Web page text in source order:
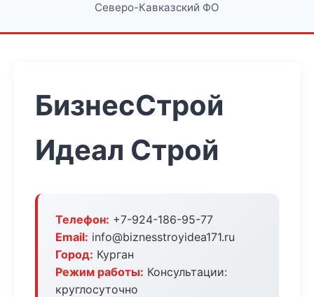
Северо-Кавказский ФО
БизнесСтрой
Идеал Строй
Телефон: +7-924-186-95-77
Email: info@biznesstroyidea171.ru
Город: Курган
Режим работы: Консультации:
круглосуточно